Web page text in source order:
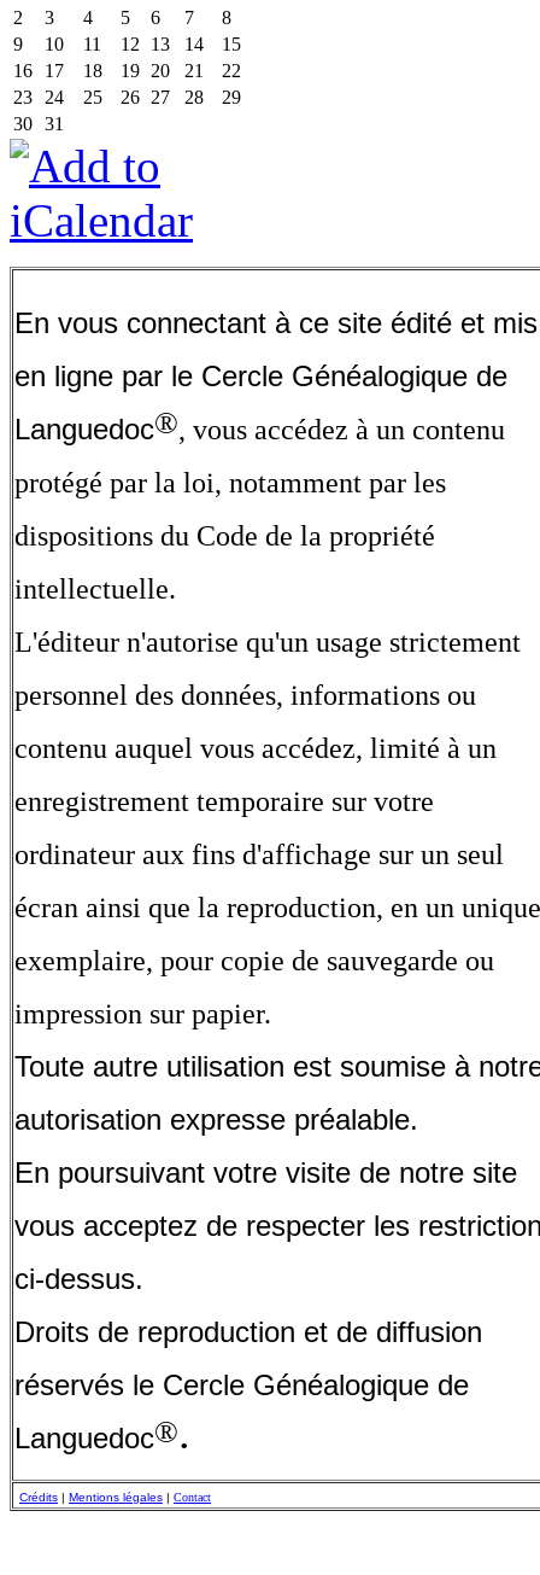
2
3 4 5 6 7
8
9
10 11 12 13 14
15
16
17 18 19 20 21
22
23 24 25 26 27 28
29
30 31
En vous connectant à ce site édité et mis
en ligne par le Cercle Généalogique de
Languedoc®, vous accédez à un contenu
protégé par la loi, notamment par les
dispositions du Code de la propriété
intellectuelle.
L'éditeur n'autorise qu'un usage strictement
personnel des données, informations ou
contenu auquel vous accédez, limité à un
enregistrement temporaire sur votre
ordinateur aux fins d'affichage sur un seul
écran ainsi que la reproduction, en un unique
exemplaire, pour copie de sauvegarde ou
impression sur papier.
Toute autre utilisation est soumise à
autorisation expresse préalable.
En poursuivant votre visite de notre site
vous acceptez de respecter les
ci-dessus.
Droits de reproduction et de diffusion
réservés le Cercle Généalogique de
Languedoc®.
Crédits Mentions légales Contact